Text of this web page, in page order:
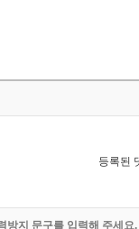
등록된
방지 문구를 입력해 주세요.